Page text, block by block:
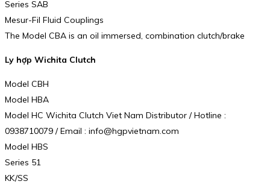
Series SAB
Mesur-Fil Fluid Couplings
The Model CBA is an oil immersed, combination clutch/brake
Ly hợp Wichita Clutch
Model CBH
Model HBA
Model HC Wichita Clutch Viet Nam Distributor / Hotline :
0938710079 / Email : info@hgpvietnam.com
Model HBS
Series 51
KK/SS